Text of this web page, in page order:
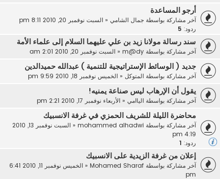
أرجو المساعدة
آخر مشاركة بواسطة جمال الشامي « السبت نوفمبر 20, 2010 8:11 pm
ردود: 5
سند رسالة مولانا زيد بن علي عليهما السلام إلى علماء الأمة
آخر مشاركة بواسطة m@dy
« السبت نوفمبر 20, 2010 2:01 am
جديد ( الوسائط الإستراتيجية للتنمية ) عبدالله حميدالدين
آخر مشاركة بواسطة المتوكل « الخميس نوفمبر 18, 2010 9:59 pm
يقول أن الإرهاب ليس صناعة يمنيه!
آخر مشاركة بواسطة الياامي « الأربعاء نوفمبر 17, 2010 2:21 pm
محاضرة الليلة للشريف الحمزي في غرفة الانسبيك
آخر مشاركة بواسطة mohammed alhadwi
«
السبت نوفمبر 13, 2010
4:19 pm
ردود:
إعلان من غرفة الزيدية على الانسبيك
آخر مشاركة بواسطة Mohamed Sharaf
«
الخميس نوفمبر 11, 2010 6:41
pm